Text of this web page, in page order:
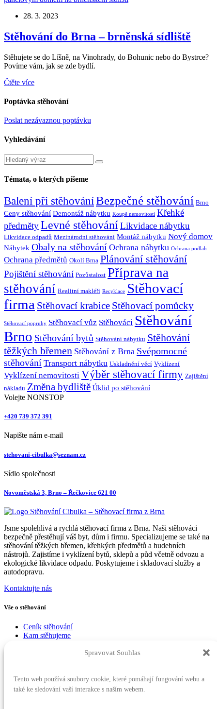
Spravovat Souhlas
Tento web používá soubory cookie, které pomáhají fungování webu a
také ke sledování vaší interakce s naším webem.
28. 3. 2023
Stěhování do Brna – brněnská sídliště
Stěhujete se do Líšně, na Vinohrady, do Bohunic nebo do Bystrce?
Povíme vám, jak se zde bydlí.
Čtěte více
Poptávka stěhování
Poslat nezávaznou poptávku
Vyhledávání
Témata, o kterých píšeme
Balení při stěhováníBezpečné stěhování Brno
Ceny stěhování Demontáž nábytku Koupě nemovitosti Křehké
předmětyLevné stěhováníLikvidace nábytku
Likvidace odpadů Mezinárodní stěhování Montáž nábytku Nový domov
Nábytek Obaly na stěhování Ochrana nábytku Ochrana podlah
Ochrana předmětů Okolí Brna Plánování stěhování
Pojištění stěhování Pozůstalost Příprava na
stěhování Realitní makléři Recyklace Stěhovací
firma Stěhovací krabice Stěhovací pomůcky
Stěhovací popruhy Stěhovací vůz Stěhováci Stěhování
Brno Stěhování bytů Stěhování nábytku Stěhování
těžkých břemen Stěhování z Brna Svépomocné
stěhování Transport nábytku Uskladnění věcí Vyklízení
Vyklízení nemovitosti Výběr stěhovací firmy Zajištění
nákladu Změna bydliště Úklid po stěhování
Volejte NONSTOP
+420 739 372 391
Napište nám e-mail
stehovani-cibulka@seznam.cz
Sídlo společnosti
Novoměstská 3, Brno – Řečkovice 621 00
Jsme spolehlivá a rychlá stěhovací firma z Brna. Naši stěhováci
bezpečně přestěhují váš byt, dům i firmu. Specializujeme se také na
stěhování těžkých břemen, křehkých předmětů a hudebních
nástrojů. Zajistíme i vyklízení bytů, sklepů a půd včetně odvozu a
ekologické likvidace odpadu. Poskytujeme i skladovací služby a
autodopravu.
Kontaktujte nás
Vše o stěhování
Ceník stěhování
Kam stěhujeme
Stěhování bytů